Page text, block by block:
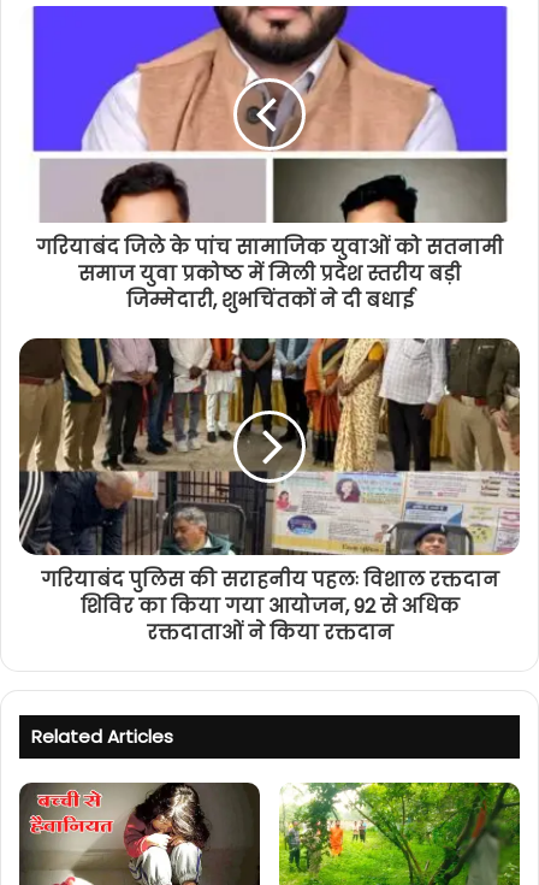
गरियाबंद जिले के पांच सामाजिक युवाओं को सतनामी
समाज युवा प्रकोष्ठ में मिली प्रदेश स्तरीय बड़ी
जिम्मेदारी, शुभचिंतकों ने दी बधाई
गरियाबंद पुलिस की सराहनीय पहलः विशाल रक्तदान
शिविर का किया गया आयोजन, 92 से अधिक
रक्तदाताओं ने किया रक्तदान
Related Articles